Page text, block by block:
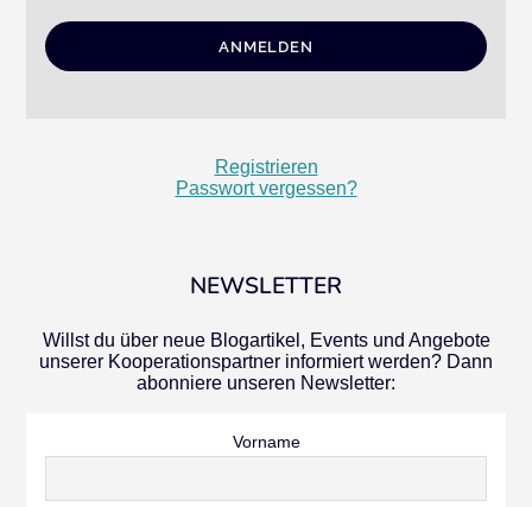
Registrieren
Passwort vergessen?
NEWSLETTER
Willst du über neue Blogartikel, Events und Angebote
unserer Kooperationspartner informiert werden? Dann
abonniere unseren Newsletter:
Vorname